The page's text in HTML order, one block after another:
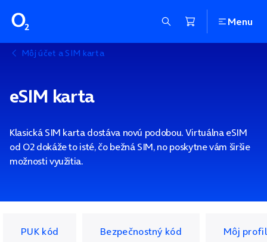
Menu
Môj účet a SIM karta
eSIM karta
Klasická SIM karta dostáva novú podobou. Virtuálna eSIM
od O2 dokáže to isté, čo bežná SIM, no poskytne vám širšie
možnosti využitia.
PUK kód Bezpečnostný kód Môj profil